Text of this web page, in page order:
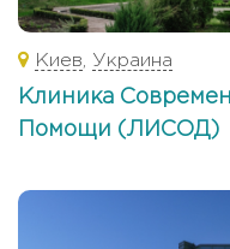
Киев Украина
Клиника
Помощи (ЛИСОД)